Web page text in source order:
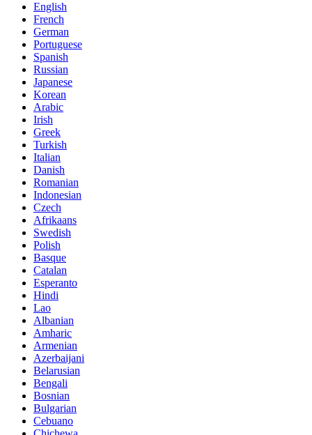
English
French
German
Portuguese
Spanish
Russian
Japanese
Korean
Arabic
Irish
Greek
Turkish
Italian
Danish
Romanian
Indonesian
Czech
Afrikaans
Swedish
Polish
Basque
Catalan
Esperanto
Hindi
Lao
Albanian
Amharic
Armenian
Azerbaijani
Belarusian
Bengali
Bosnian
Bulgarian
Cebuano